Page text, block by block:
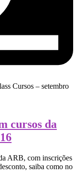
cursos da
ARB, com inscrições
saiba como no